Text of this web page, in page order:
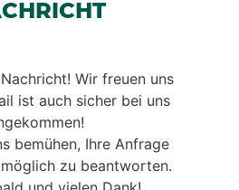
Wir freuen uns
ist auch sicher bei uns
bemühen, Ihre Anfrage
zu beantworten.